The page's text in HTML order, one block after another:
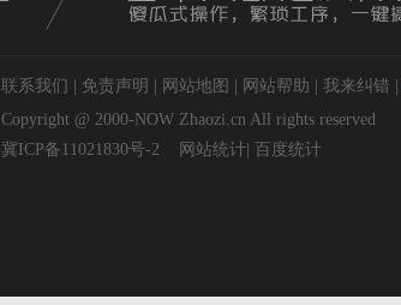
联系我们 免责声明 网站地图 网站帮助 我来纠错
Copyright @ 2000-NOW Zhaozi.cn All rights reserved
冀ICP备11021830号-2
网站统计 百度统计